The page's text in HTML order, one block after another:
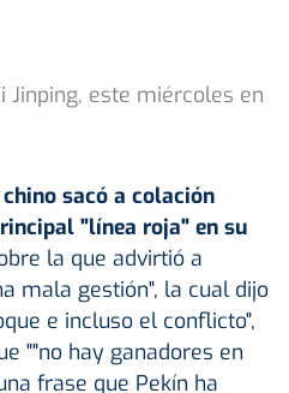
Jinping, este miércoles en
sacó a colación
"línea roja" en su
la que advirtió a
mala gestión", la cual dijo
e incluso el conflicto",
""no hay ganadores en
frase que Pekín ha